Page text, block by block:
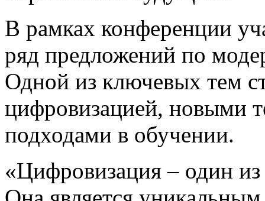
В рамках конференции
ряд предложений по
Одной из ключевых тем
цифровизацией, новыми
подходами в обучении.
«Цифровизация – один